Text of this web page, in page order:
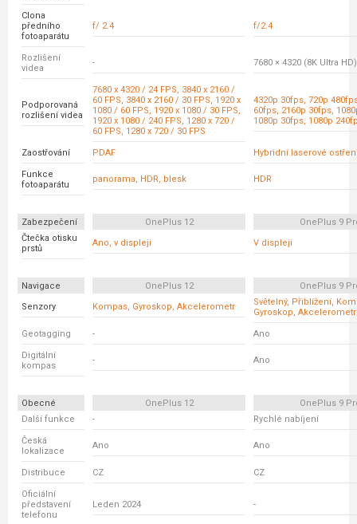
Clona
předního
fotoaparátu
f/ 2.4 f/2.4
Rozlišení
videa
- 7680 × 4320 (8K Ultra HD)
Podporovaná
rozlišení videa
7680 x 4320 / 24 FPS, 3840 x 2160 /
60 FPS, 3840 x 2160 / 30 FPS, 1920 x
1080 / 60 FPS, 1920 x 1080 / 30 FPS,
1920 x 1080 / 240 FPS, 1280 x 720 /
60 FPS, 1280 x 720 / 30 FPS
4320p 30fps, 720p
60fps, 2160p 30fps,
1080p 30fps, 1080p
Zaostřování PDAF Hybridní laserové
Funkce
fotoaparátu
panorama, HDR, blesk HDR
Zabezpečení OnePlus 12
OnePlus 9
Čtečka otisku
prstů
Ano, v displeji V displeji
Navigace OnePlus 12
OnePlus 9
Senzory
Kompas, Gyroskop, Akcelerometr
Světelný, Přiblížení,
Gyroskop, Akcelerometr
Geotagging - Ano
Digitální
kompas
- Ano
Obecné OnePlus 12
OnePlus 9
Další funkce
- Rychlé nabíjení
Česká
lokalizace
Ano Ano
Distribuce CZ CZ
Oficiální
představení
telefonu
Leden 2024 -